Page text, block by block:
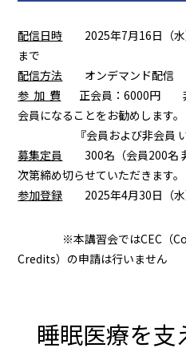
配信日時 2025年7月16日（水
まで
配信方法 オンデマンド配信
参 加 費 正会員：6000円
会員になることをお勧めします。
『会員および非会員
募集定員
300名（会員200名
次第締め切らせていただきます。
参加登録 2025年4月30日（水
※本講習会ではCEC（
Credits）の申請は行いません
睡眠医療を支